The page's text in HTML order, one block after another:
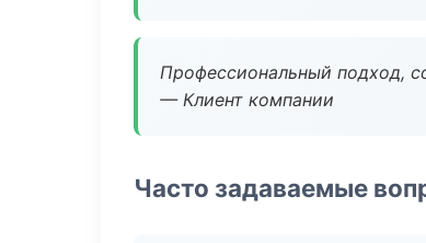
Профессиональный подход,
— Клиент компании
Часто задаваемые